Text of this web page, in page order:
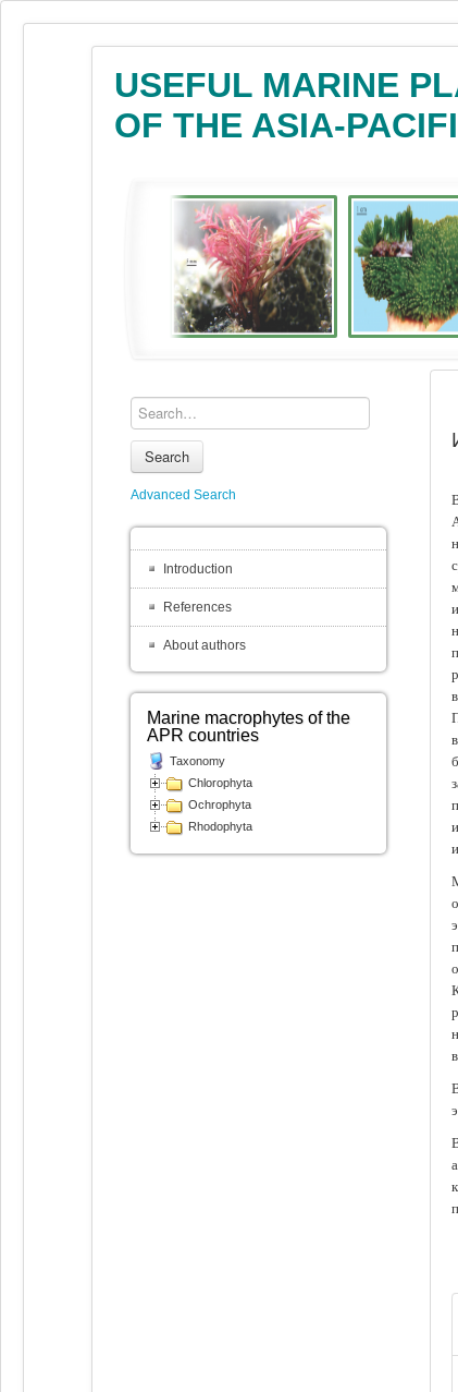
USEFUL MARINE
OF THE ASIA-
Search
Advanced Search
Introduction
References
About authors
Marine macrophytes of the
APR countries
Taxonomy
Chlorophyta
Ochrophyta
Rhodophyta